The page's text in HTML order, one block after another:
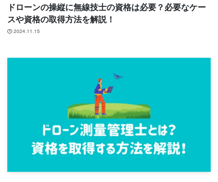
ドローンの操縦に無線技士の資格は必要？必要なケー
スや資格の取得方法を解説！
2024.11.15